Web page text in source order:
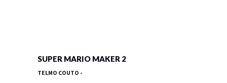
SUPER MARIO MAKER 2
TELMO COUTO -